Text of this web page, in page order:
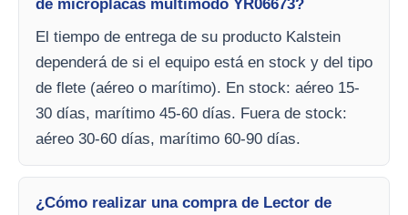
de microplacas multimodo YR06673?
El tiempo de entrega de su producto Kalstein
dependerá de si el equipo está en stock y del tipo
de flete (aéreo o marítimo). En stock: aéreo 15-
30 días, marítimo 45-60 días. Fuera de stock:
aéreo 30-60 días, marítimo 60-90 días.
¿Cómo realizar una compra de Lector de